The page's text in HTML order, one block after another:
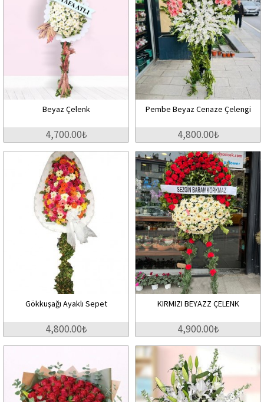
Beyaz Çelenk
4,700.00₺
Pembe Beyaz Cenaze Çelengi
4,800.00₺
Gökkuşağı Ayaklı Sepet
4,800.00₺
KIRMIZI BEYAZZ ÇELENK
4,900.00₺